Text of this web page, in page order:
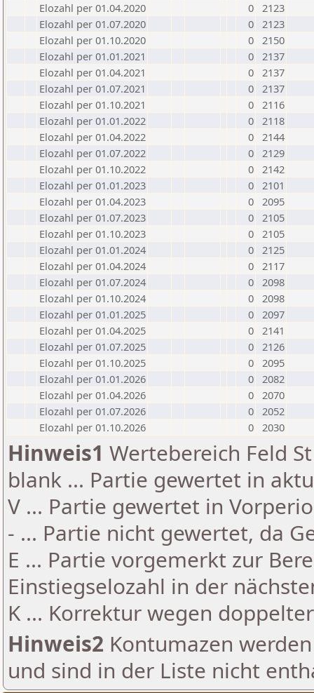
Elozahl per 01.04.2020
0 2123
Elozahl per 01.07.2020
0 2123
Elozahl per 01.10.2020
0 2150
Elozahl per 01.01.2021
0 2137
Elozahl per 01.04.2021
0 2137
Elozahl per 01.07.2021
0 2137
Elozahl per 01.10.2021
0 2116
Elozahl per 01.01.2022
0 2118
Elozahl per 01.04.2022
0 2144
Elozahl per 01.07.2022
0 2129
Elozahl per 01.10.2022
0 2142
Elozahl per 01.01.2023
0 2101
Elozahl per 01.04.2023
0 2095
Elozahl per 01.07.2023
0 2105
Elozahl per 01.10.2023
0 2105
Elozahl per 01.01.2024
0 2125
Elozahl per 01.04.2024
0 2117
Elozahl per 01.07.2024
0 2098
Elozahl per 01.10.2024
0 2098
Elozahl per 01.01.2025
0 2097
Elozahl per 01.04.2025
0 2141
Elozahl per 01.07.2025
0 2126
Elozahl per 01.10.2025
0 2095
Elozahl per 01.01.2026
0 2082
Elozahl per 01.04.2026
0 2070
Elozahl per 01.07.2026
0 2052
Elozahl per 01.10.2026
0 2030
Hinweis1 Wertebereich Feld
blank ... Partie gewertet in
V ... Partie gewertet in
- ... Partie nicht gewertet, da
E ... Partie vorgemerkt zur
Einstiegselozahl in der
K ... Korrektur wegen
Hinweis2 Kontumazen
und sind in der Liste nicht